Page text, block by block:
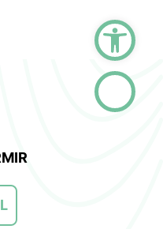
Ouvrir la barre